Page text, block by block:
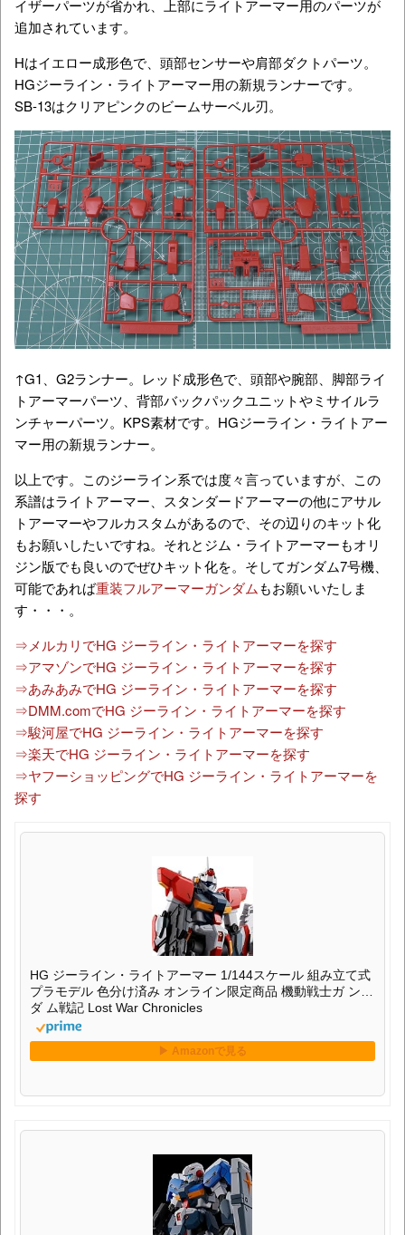
イザーパーツが省かれ、上部にライトアーマー用のパーツが
追加されています。
Hはイエロー成形色で、頭部センサーや肩部ダクトパーツ。
HGジーライン・ライトアーマー用の新規ランナーです。
SB-13はクリアピンクのビームサーベル刃。
↑G1、G2ランナー。レッド成形色で、頭部や腕部、脚部ライ
トアーマーパーツ、背部バックパックユニットやミサイルラ
ンチャーパーツ。KPS素材です。 HGジーライン・ライトアー
マー用の新規ランナー。
以上です。このジーライン系では度々言っていますが、この
系譜はライトアーマー、スタンダードアーマーの他にアサル
トアーマーやフルカスタムがあるので、その辺りのキット化
もお願いしたいですね。それとジム・ライトアーマーもオリ
ジン版でも良いのでぜひキット化を。そしてガンダム7号機、
可能であれば重装フルアーマーガンダムもお願いいたしま
す・・・。
⇒メルカリでHG ジーライン・ライトアーマーを探す
⇒アマゾンでHG ジーライン・ライトアーマーを探す
⇒あみあみでHG ジーライン・ライトアーマーを探す
⇒DMM.comでHG ジーライン・ライトアーマーを探す
⇒駿河屋でHG ジーライン・ライトアーマーを探す
⇒楽天でHG ジーライン・ライトアーマーを探す
⇒ヤフーショッピングでHG ジーライン・ライトアーマーを
探す
HG ジーライン・ライトアーマー 1/144スケール 組み立て式
プラモデル 色分け済み オンライン限定商品 機動戦士ガ ン
ダ ム戦記 Lost War Chronicles